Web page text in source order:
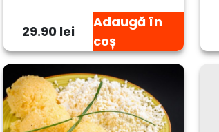
29.90 lei
Adaugă în
coș